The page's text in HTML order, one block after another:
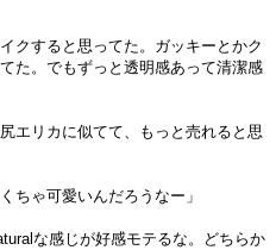
クすると思ってた。ガッキーとかク
た。でもずっと透明感あって清潔感
エリカに似てて、もっと売れると思
ちゃ可愛いんだろうなー」
な感じが好感モテるな。どちらか